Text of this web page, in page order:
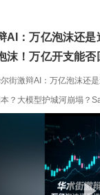
AI：万亿泡沫还
沫！万亿开支能
软稳了？
街激辩AI：万亿泡沫还
？大模型护城河崩塌？